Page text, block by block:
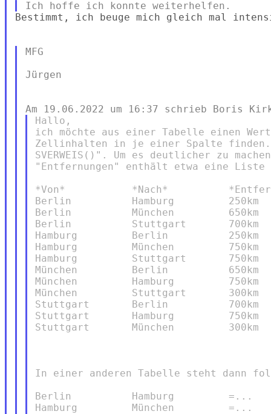
Bestimmt, ich beuge mich gleich mal
MFG
Jürgen
Hallo,
ich möchte aus einer Tabelle einen
Zellinhalten in je einer Spalte finden.
SVERWEIS()". Um es deutlicher zu
"Entfernungen" enthält etwa eine Liste
*Von*           *Nach*
Berlin          Hamburg         250km
Berlin          München         650km
Berlin          Stuttgart       700km
Hamburg         Berlin          250km
Hamburg         München         750km
Hamburg         Stuttgart       750km
München         Berlin          650km
München         Hamburg         750km
München         Stuttgart       300km
Stuttgart       Berlin          700km
Stuttgart       Hamburg         750km
Stuttgart       München         300km
In einer anderen Tabelle steht dann
Berlin          Hamburg         =...
Hamburg         München         =...